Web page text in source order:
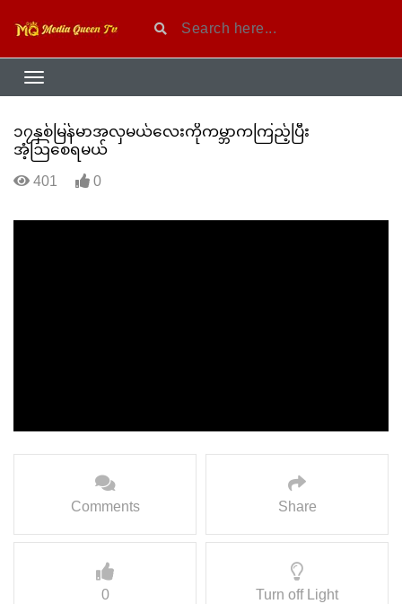
၁၇နှစ်မြန်မာအလှမယ်လေးကိုကမ္ဘာကကြည့်ပြီး
အံ့ဩစေရမယ်
401 0
Comments Share
0 Turn off Light